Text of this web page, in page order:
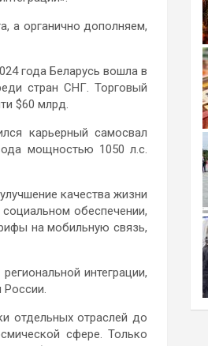
а органично дополняем,
года Беларусь вошла в
стран СНГ. Торговый
$60 млрд.
карьерный самосвал
мощностью 1050 л.с.
качества жизни
обеспечении,
на мобильную связь,
интеграции,
России.
отдельных отраслей до
сфере. Только